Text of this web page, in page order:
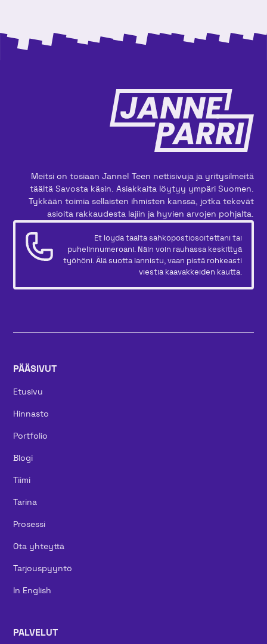
Meitsi on tosiaan Janne! Teen nettisivuja ja yritysilmeitä
täältä Savosta käsin. Asiakkaita löytyy ympäri Suomen.
Tykkään toimia sellaisten ihmisten kanssa, jotka tekevät
asioita rakkaudesta lajiin ja hyvien arvojen pohjalta.
Et löydä täältä sähköpostiosoitettani tai
puhelinnumeroani. Näin voin rauhassa keskittyä
työhöni. Älä suotta lannistu, vaan pistä rohkeasti
viestiä kaavakkeiden kautta.
PÄÄSIVUT
Etusivu
Hinnasto
Portfolio
Blogi
Tiimi
Tarina
Prosessi
Ota yhteyttä
Tarjouspyyntö
In English
PALVELUT